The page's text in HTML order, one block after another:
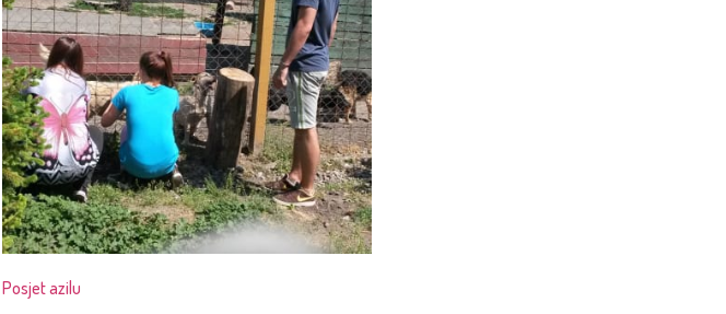
Posjet azilu